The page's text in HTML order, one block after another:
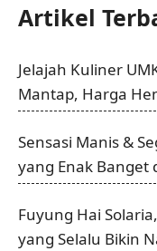
Artikel
Jelajah Kuliner
Mantap, Harga
Sensasi Manis &
yang Enak Banget
Fuyung Hai
yang Selalu Bikin